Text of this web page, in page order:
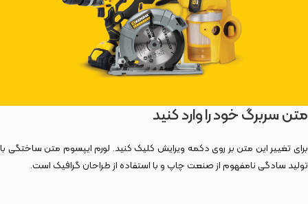
متن سربرگ خود را وارد کنید
برای تغییر این متن بر روی دکمه ویرایش کلیک کنید. لورم ایپسوم متن ساختگی با
تولید سادگی نامفهوم از صنعت چاپ و با استفاده از طراحان گرافیک است.